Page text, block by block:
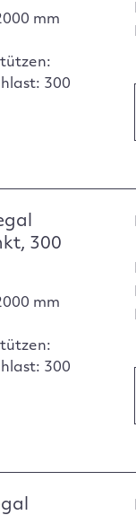
mm
300
300
mm
300